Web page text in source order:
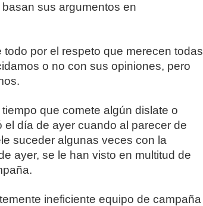
basan sus argumentos en
por el respeto que merecen todas
o no con sus opiniones, pero
que comete algún dislate o
día de ayer cuando al parecer de
suceder algunas veces con la
ayer, se le han visto en multitud de
ineficiente equipo de campaña